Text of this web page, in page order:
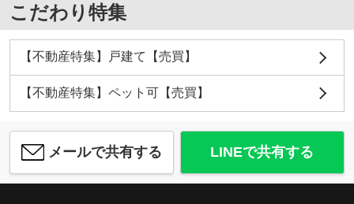
こだわり特集
【不動産特集】戸建て【売買】
【不動産特集】ペット可【売買】
メールで共有する LINEで共有する